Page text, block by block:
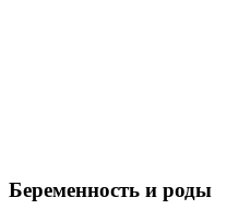
Беременность и роды